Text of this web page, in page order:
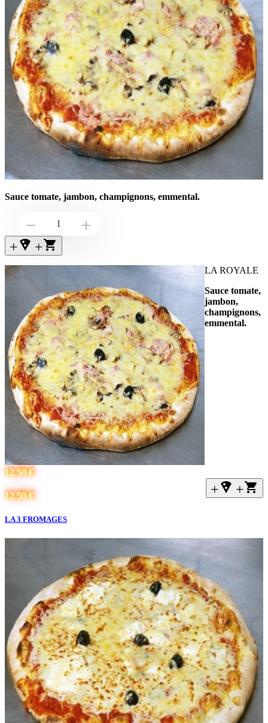
Sauce tomate, jambon, champignons, emmental.
Down
+local_pizza +
LA ROYALE
Sauce tomate,
jambon,
champignons,
emmental.
12,50 €
+local_pizza +
12,50 €
LA 3 FROMAGES